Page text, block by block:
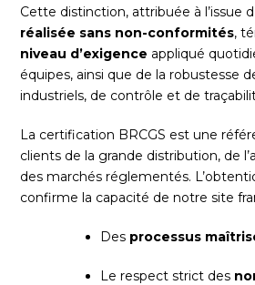
Cette distinction, attribuée à l’issue
réalisée sans non-conformités,
niveau d’exigence appliqué
équipes, ainsi que de la robustesse
industriels, de contrôle et de
La certification BRCGS est une
clients de la grande distribution, de
des marchés réglementés.
confirme la capacité de notre site
Des processus
Le respect strict des